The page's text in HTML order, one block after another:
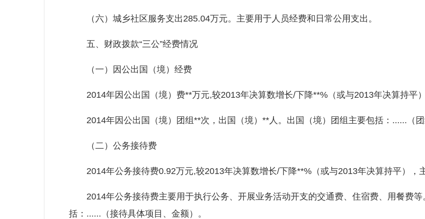
（六）城乡社区服务支出285.04万元。主要用于人员经费和日常公用支出。
五、财政拨款“三公”经费情况
（一）因公出国（境）经费
2014年因公出国（境）费**万元,较2013年决算数增长/下降**%（或与2013年决算持平）
2014年因公出国（境）团组**次，出国（境）**人。出国（境）团组主要包括：......（团
（二）公务接待费
2014年公务接待费0.92万元,较2013年决算数增长/下降**%（或与2013年决算持平），主
2014年公务接待费主要用于执行公务、开展业务活动开支的交通费、住宿费、用餐费等
括：......（接待具体项目、金额）。